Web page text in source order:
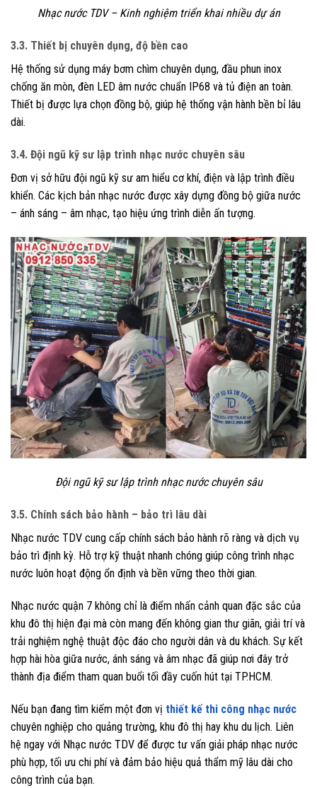
Nhạc nước TDV – Kinh nghiệm triển khai nhiều dự án
3.3. Thiết bị chuyên dụng, độ bền cao
Hệ thống sử dụng máy bơm chìm chuyên dụng, đầu phun inox
chống ăn mòn, đèn LED âm nước chuẩn IP68 và tủ điện an toàn.
Thiết bị được lựa chọn đồng bộ, giúp hệ thống vận hành bền bỉ lâu
dài.
3.4. Đội ngũ kỹ sư lập trình nhạc nước chuyên sâu
Đơn vị sở hữu đội ngũ kỹ sư am hiểu cơ khí, điện và lập trình điều
khiển. Các kịch bản nhạc nước được xây dựng đồng bộ giữa nước
– ánh sáng – âm nhạc, tạo hiệu ứng trình diễn ấn tượng.
Đội ngũ kỹ sư lập trình nhạc nước chuyên sâu
3.5. Chính sách bảo hành – bảo trì lâu dài
Nhạc nước TDV cung cấp chính sách bảo hành rõ ràng và dịch vụ
bảo trì định kỳ. Hỗ trợ kỹ thuật nhanh chóng giúp công trình nhạc
nước luôn hoạt động ổn định và bền vững theo thời gian.
Nhạc nước quận 7 không chỉ là điểm nhấn cảnh quan đặc sắc của
khu đô thị hiện đại mà còn mang đến không gian thư giãn, giải trí và
trải nghiệm nghệ thuật độc đáo cho người dân và du khách. Sự kết
hợp hài hòa giữa nước, ánh sáng và âm nhạc đã giúp nơi đây trở
thành địa điểm tham quan buổi tối đầy cuốn hút tại TP.HCM.
Nếu bạn đang tìm kiếm một đơn vị thiết kế thi công nhạc nước
chuyên nghiệp cho quảng trường, khu đô thị hay khu du lịch. Liên
hệ ngay với Nhạc nước TDV để được tư vấn giải pháp nhạc nước
phù hợp, tối ưu chi phí và đảm bảo hiệu quả thẩm mỹ lâu dài cho
công trình của bạn.